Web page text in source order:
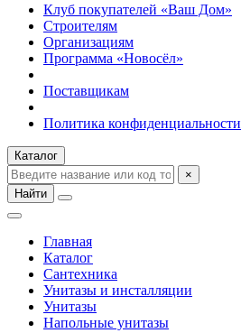
Клуб покупателей «Ваш Дом»
Строителям
Организациям
Программа «Новосёл»
Поставщикам
Политика конфиденциальности
Каталог
×
Найти
Главная
Каталог
Сантехника
Унитазы и инсталляции
Унитазы
Напольные унитазы